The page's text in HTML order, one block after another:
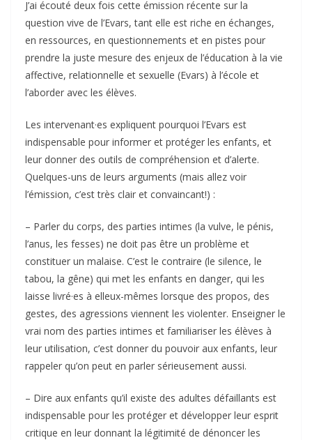
J’ai écouté deux fois cette émission récente sur la
question vive de l’Evars, tant elle est riche en échanges,
en ressources, en questionnements et en pistes pour
prendre la juste mesure des enjeux de l’éducation à la vie
affective, relationnelle et sexuelle (Evars) à l’école et
l’aborder avec les élèves.
Les intervenant·es expliquent pourquoi l’Evars est
indispensable pour informer et protéger les enfants, et
leur donner des outils de compréhension et d’alerte.
Quelques-uns de leurs arguments (mais allez voir
l’émission, c’est très clair et convaincant!) :
– Parler du corps, des parties intimes (la vulve, le pénis,
l’anus, les fesses) ne doit pas être un problème et
constituer un malaise. C’est le contraire (le silence, le
tabou, la gêne) qui met les enfants en danger, qui les
laisse livré·es à elleux-mêmes lorsque des propos, des
gestes, des agressions viennent les violenter. Enseigner le
vrai nom des parties intimes et familiariser les élèves à
leur utilisation, c’est donner du pouvoir aux enfants, leur
rappeler qu’on peut en parler sérieusement aussi.
– Dire aux enfants qu’il existe des adultes défaillants est
indispensable pour les protéger et développer leur esprit
critique en leur donnant la légitimité de dénoncer les